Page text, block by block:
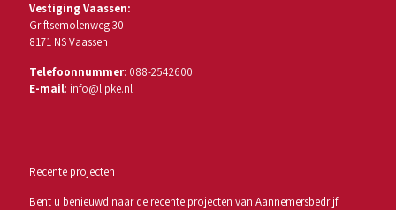
Vestiging Vaassen:
Griftsemolenweg 30
8171 NS Vaassen
Telefoonnummer: 088-2542600
E-mail: info@lipke.nl
Recente projecten
Bent u benieuwd naar de recente projecten van Aannemersbedrijf